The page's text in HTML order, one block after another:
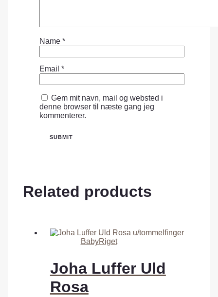
Name *
Email *
Gem mit navn, mail og websted i
denne browser til næste gang jeg
kommenterer.
Related products
BabyRiget
Joha Luffer Uld
Rosa